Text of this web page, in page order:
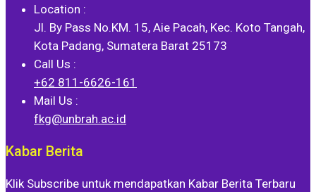
Location :
Jl. By Pass No.KM. 15, Aie Pacah, Kec. Koto Tangah,
Kota Padang, Sumatera Barat 25173
Call Us :
+62 811-6626-161
Mail Us :
fkg@unbrah.ac.id
Kabar Berita
Klik Subscribe untuk mendapatkan Kabar Berita Terbaru